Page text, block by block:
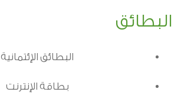
البطائق
البطائق الإئتمانية
بطاقة الإنترنت